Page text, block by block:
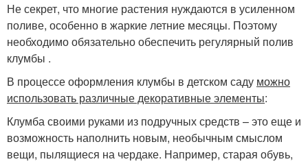
Не секрет, что многие растения нуждаются в усиленном
поливе, особенно в жаркие летние месяцы. Поэтому
необходимо обязательно обеспечить регулярный полив
клумбы .
В процессе оформления клумбы в детском саду можно
использовать различные декоративные элементы:
Клумба своими руками из подручных средств – это еще и
возможность наполнить новым, необычным смыслом
вещи, пылящиеся на чердаке. Например, старая обувь,